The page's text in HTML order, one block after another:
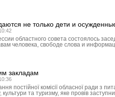
не только дети и
областного совета состоялось
человека, свободе слова и
закладам
постійної комісії обласної ради з
культури та туризму, яке провів